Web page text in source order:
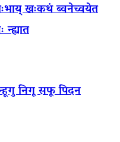
खःकथं ब्वनेच्वयेत
निगू सफू पिदन